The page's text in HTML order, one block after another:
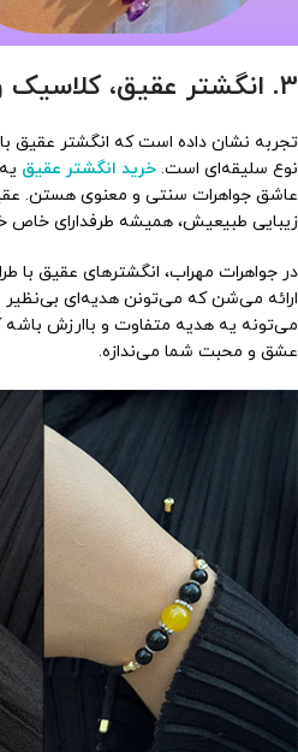
3. انگشتر عقیق، کلاسیک و معنوی
تجربه نشان داده است که انگشتر عقیق
نوع سلیقه‌ای است. خرید انگشتر عقیق
عاشق جواهرات سنتی و معنوی هستن.
زیبایی طبیعیش، همیشه طرفدارای خاص
در جواهرات مهراب، انگشترهای عقیق با
ارائه می‌شن که می‌تونن هدیه‌ای بی‌نظیر
می‌تونه یه هدیه متفاوت و باارزش باشه
عشق و محبت شما می‌ندازه.